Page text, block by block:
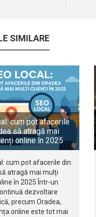
SIMILARE
cum pot afacerile
să atragă mai
online în 2025
cum pot afacerile din
atragă mai mulți
în 2025 Într-un
dezvoltare
precum Oradea,
online este tot mai